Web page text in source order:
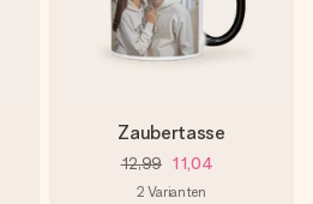
Zaubertasse
12,99 11,04
2 Varianten